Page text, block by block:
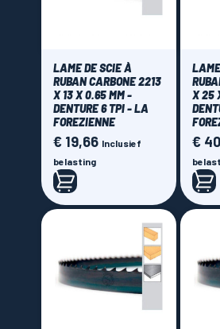
LAME DE SCIE À
RUBAN CARBONE 2213
X 13 X 0.65 MM -
DENTURE 6 TPI - LA
FOREZIENNE
Prijs
€ 19,66 Inclusief
belasting
X 25
Prijs
€